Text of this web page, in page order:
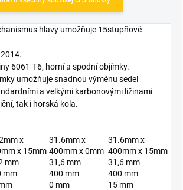
hlavy umožňuje 15stupňové
6061-T6, horní a spodní objímky.
umožňuje snadnou výměnu sedel
a velkými karbonovými ližinami
tak i horská kola.
x
x 15mm
31.6mm x
400mm x 0mm
31.6mm x
400mm x 15mm
mm 31,6 mm
31,6 mm
mm 400 mm
400 mm
0 mm
15 mm